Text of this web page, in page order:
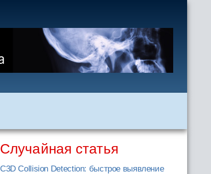
Случайная статья
C3D Collision Detection: быстрое выявление